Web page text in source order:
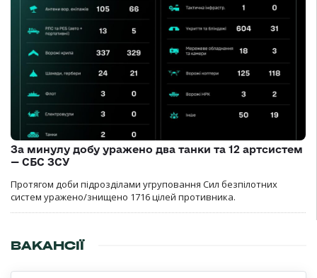
За минулу добу уражено два танки та 12 артсистем
— СБС ЗСУ
Протягом доби підрозділами угруповання Сил безпілотних
систем уражено/знищено 1716 цілей противника.
ВАКАНСІЇ